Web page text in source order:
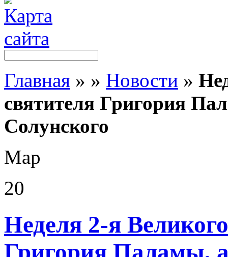
Главная » » Новости »
святителя Григория
Солунского
Мар
20
Неделя 2-я